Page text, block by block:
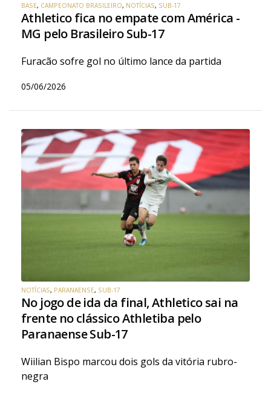
BASE, CAMPEONATO BRASILEIRO, NOTÍCIAS, SUB-17
Athletico fica no empate com América -
MG pelo Brasileiro Sub-17
Furacão sofre gol no último lance da partida
05/06/2026
NOTÍCIAS, PARANAENSE, SUB-17
No jogo de ida da final, Athletico sai na
frente no clássico Athletiba pelo
Paranaense Sub-17
Wiilian Bispo marcou dois gols da vitória rubro-
negra